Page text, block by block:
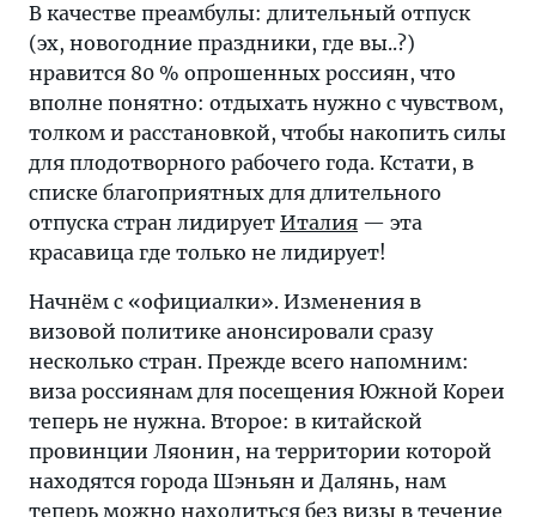
В качестве преамбулы: длительный отпуск
(эх, новогодние праздники, где вы..?)
нравится 80 % опрошенных россиян, что
вполне понятно: отдыхать нужно с чувством,
толком и расстановкой, чтобы накопить силы
для плодотворного рабочего года. Кстати, в
списке благоприятных для длительного
отпуска стран лидирует Италия — эта
красавица где только не лидирует!
Начнём с «официалки». Изменения в
визовой политике анонсировали сразу
несколько стран. Прежде всего напомним:
виза россиянам для посещения Южной Кореи
теперь не нужна. Второе: в китайской
провинции Ляонин, на территории которой
находятся города Шэньян и Далянь, нам
теперь можно находиться без визы в течение